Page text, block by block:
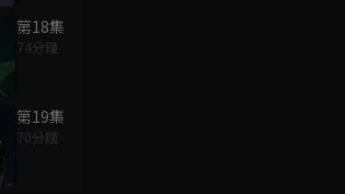
第18集
74分鐘
第19集
70分鐘